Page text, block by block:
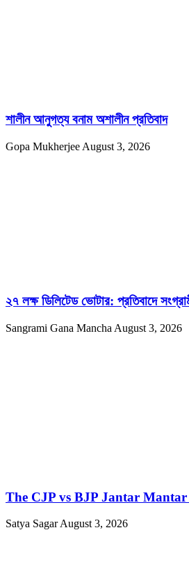
শালীন আনুগত্য বনাম অশালীন প্রতিবাদ
Gopa Mukherjee August 3, 2026
২৭ লক্ষ ডিলিটেড ভোটার: প্রতিবাদে
Sangrami Gana Mancha August 3, 2026
The CJP vs BJP Jantar
Satya SagarAugust 3, 2026